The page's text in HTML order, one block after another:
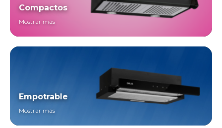
Compactos
Mostrar más
Empotrable
Mostrar más